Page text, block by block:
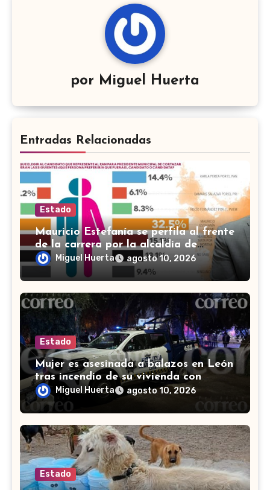
por Miguel Huerta
Entradas Relacionadas
Estado
Mauricio Estefanía se perfila al frente
de la carrera por la alcaldía de
Cortazar
Miguel Huerta agosto 10, 2026
Estado
Mujer es asesinada a balazos en León
tras incendio de su vivienda con
bombas molotov
Miguel Huerta agosto 10, 2026
Estado